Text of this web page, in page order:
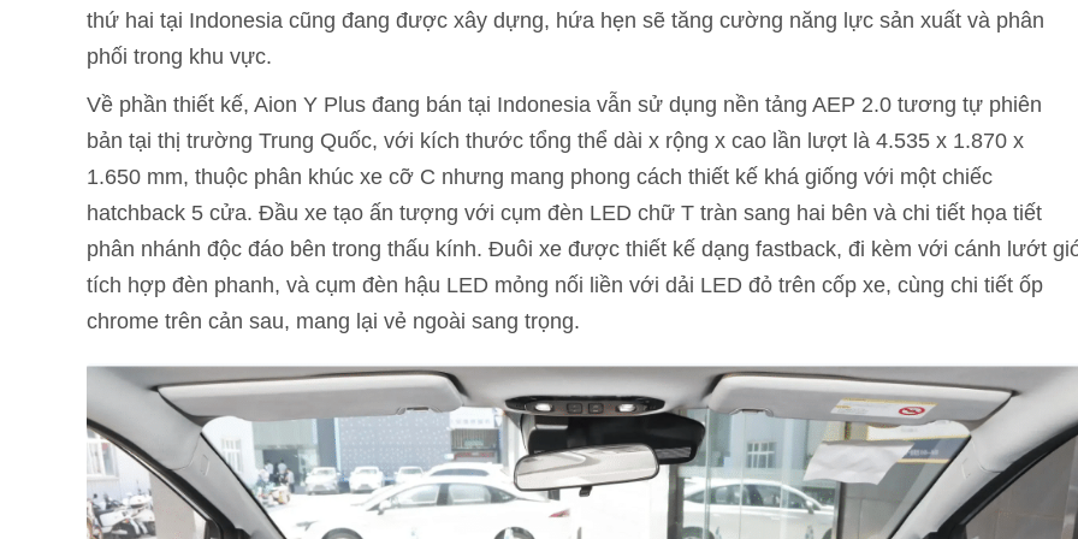
thứ hai tại Indonesia cũng đang được xây dựng, hứa hẹn sẽ tăng cường năng lực sản xuất và phân
phối trong khu vực.
Về phần thiết kế, Aion Y Plus đang bán tại Indonesia vẫn sử dụng nền tảng AEP 2.0 tương tự phiên
bản tại thị trường Trung Quốc, với kích thước tổng thể dài x rộng x cao lần lượt là 4.535 x 1.870 x
1.650 mm, thuộc phân khúc xe cỡ C nhưng mang phong cách thiết kế khá giống với một chiếc
hatchback 5 cửa. Đầu xe tạo ấn tượng với cụm đèn LED chữ T tràn sang hai bên và chi tiết họa tiết
phân nhánh độc đáo bên trong thấu kính. Đuôi xe được thiết kế dạng fastback, đi kèm với cánh lướt
tích hợp đèn phanh, và cụm đèn hậu LED mỏng nối liền với dải LED đỏ trên cốp xe, cùng chi tiết ốp
chrome trên cản sau, mang lại vẻ ngoài sang trọng.